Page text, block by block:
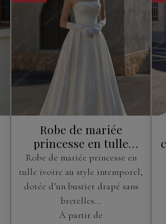
Robe de mariée
princesse en tulle
ivoire à bustier drapé
Robe de mariée princesse en
tulle ivoire au style intemporel,
dotée d’un bustier drapé sans
bretelles...
À partir de